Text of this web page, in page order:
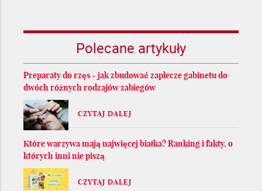
Polecane artykuły
Preparaty do rzęs - jak zbudować zaplecze gabinetu do
dwóch różnych rodzajów zabiegów
CZYTAJ DALEJ
Które warzywa mają najwięcej białka? Ranking i fakty, o
których inni nie piszą
CZYTAJ DALEJ